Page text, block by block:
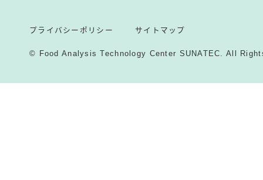
プライバシーポリシー サイトマップ
© Food Analysis Technology Center SUNATEC. All